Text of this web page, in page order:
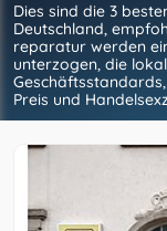
Dies sind die 3
Deutschland,
reparatur werden
unterzogen, die
Preis und